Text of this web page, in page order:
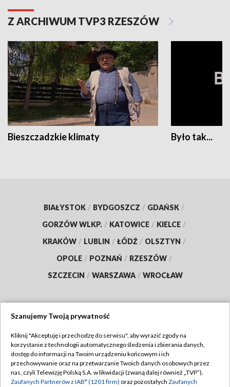
Z ARCHIWUM TVP3 RZESZÓW
Bieszczadzkie klimaty Było tak...
BIAŁYSTOK / BYDGOSZCZ / GDAŃSK /
GORZÓW WLKP. / KATOWICE / KIELCE /
KRAKÓW / LUBLIN / ŁÓDŹ / OLSZTYN /
OPOLE / POZNAŃ / RZESZÓW /
SZCZECIN / WARSZAWA / WROCŁAW
TVP
Abonament TVP
Emisja w TVP
Regulamin TVP
Polityka prywatności
Szanujemy Twoją prywatność
Kliknij "Akceptuję i przechodzę do serwisu", aby wyrazić zgody na
korzystanie z technologii automatycznego śledzenia i zbierania danych,
dostęp do informacji na Twoim urządzeniu końcowym i ich
przechowywanie oraz na przetwarzanie Twoich danych osobowych przez
nas, czyli Telewizję Polską S.A. w likwidacji (zwaną dalej również „TVP”),
Zaufanych Partnerów z IAB* (1201 firm) oraz pozostałych Zaufanych